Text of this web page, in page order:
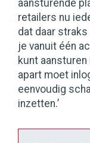
aansturende
retailers nu
dat daar
je vanuit één
kunt
apart moet
eenvoudig
inzetten.’